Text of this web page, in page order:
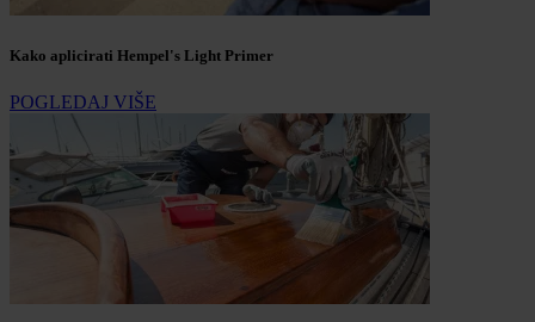
Kako aplicirati Hempel's Light Primer
POGLEDAJ VIŠE